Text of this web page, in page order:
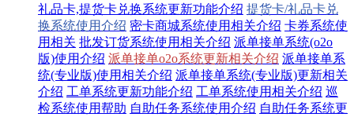
礼品卡,提货卡兑换系统更新功能介绍 提货卡/礼品卡兑
换系统使用介绍 密卡商城系统使用相关介绍 卡券系统使
用相关 批发订货系统使用相关介绍 派单接单系统(o2o
版)使用介绍 派单接单o2o系统更新相关介绍 派单接单系
统(专业版)使用相关介绍 派单接单系统(专业版)更新相关
介绍 工单系统更新功能介绍 工单系统使用相关介绍 巡
检系统使用帮助 自助任务系统使用介绍 自助任务系统更